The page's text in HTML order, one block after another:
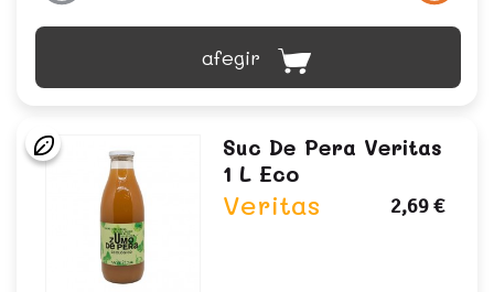
afegir
Suc De Pera Veritas
1 L Eco
Veritas 2,69 €